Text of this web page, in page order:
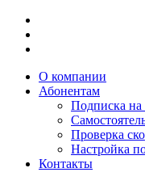
О компании
Абонентам
Подписка на
Проверка
Настройка
Контакты